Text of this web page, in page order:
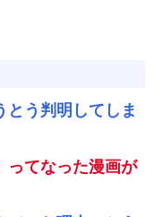
とう判明してしま
ってなった漫画が